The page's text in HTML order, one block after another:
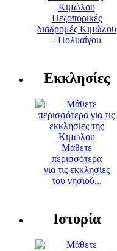
Πεζοπορικές
διαδρομές Κιμώλου
- Πολυαίγου
Εκκλησίες
Μάθετε
περισσότερα
για τις εκκλησίες
του νησιού...
Ιστορία